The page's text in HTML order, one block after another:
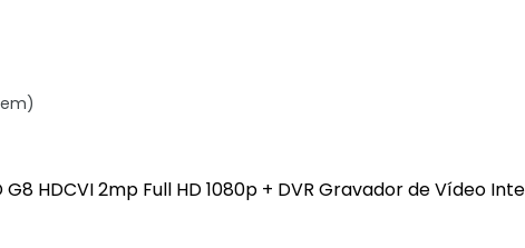
G8 HDCVI 2mp Full HD 1080p + DVR Gravador de Vídeo